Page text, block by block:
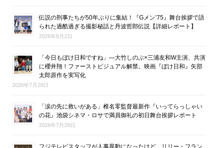
伝説の刑事たちが50年ぶりに集結！『Gメン’75』舞台挨拶で語
られた過酷過ぎる撮影秘話と丹波哲郎伝説【詳細レポート】
2026年8月2日
「今日もぼけ日和ですね」―大竹しのぶ×三浦友和W主演、共演
に櫻井翔！ファーストビジュアル解禁。映画『ぼけ日和』矢部
太郎原作を実写化
2026年7月28日
「涙の先に救いがある」椎名零監督最新作『いってらっしゃい
の花』池袋シネマ・ロサで満員御礼の初日舞台挨拶レポート
2026年7月28日
フジテレビスタッフが人事異動になったけど…リリー・フラン